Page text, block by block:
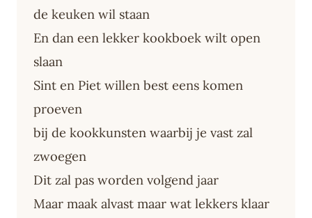
de keuken wil staan
En dan een lekker kookboek wilt open
slaan
Sint en Piet willen best eens komen
proeven
bij de kookkunsten waarbij je vast zal
zwoegen
Dit zal pas worden volgend jaar
Maar maak alvast maar wat lekkers klaar